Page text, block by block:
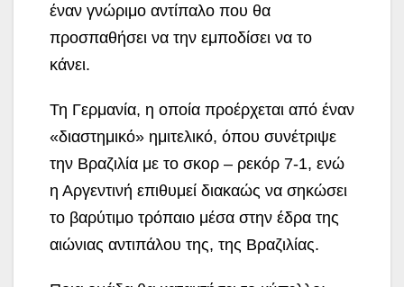
έναν γνώριμο αντίπαλο που θα
προσπαθήσει να την εμποδίσει να το
κάνει.
Τη Γερμανία, η οποία προέρχεται από έναν
«διαστημικό» ημιτελικό, όπου συνέτριψε
την Βραζιλία με το σκορ – ρεκόρ 7-1, ενώ
η Αργεντινή επιθυμεί διακαώς να σηκώσει
το βαρύτιμο τρόπαιο μέσα στην έδρα της
αιώνιας αντιπάλου της, της Βραζιλίας.